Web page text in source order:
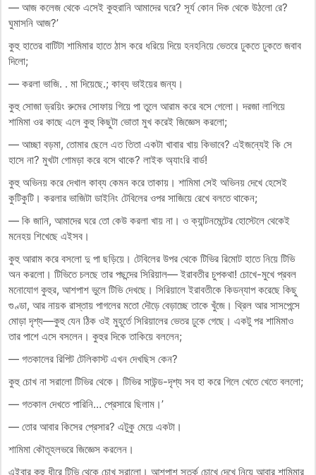
— আজ কলেজ থেকে এসেই কুহুরানি আমাদের ঘরে? সূর্য কোন দিক থেকে উঠলো রে?
ঘুমাসনি আজ?’
কুহু হাতের বাটিটা শামিমার হাতে ঠাস করে ধরিয়ে দিয়ে হনহনিয়ে ভেতরে ঢুকতে ঢুকতে জবাব
দিলো;
— করলা ভাজি. . মা দিয়েছে.; কাব্য ভাইয়ের জন্য।
কুহু সোজা ড্রয়িং রুমের সোফায় গিয়ে পা তুলে আরাম করে বসে গেলো। দরজা লাগিয়ে
শামিমা ওর কাছে এলে কুহু কিছুটা ভোতা মুখ করেই জিজ্ঞেস করলো;
— আচ্ছা বড়মা, তোমার ছেলে এত তিতা একটা খাবার খায় কিভাবে? এইজন্যেই কি সে
হাসে না? মুখটা গোমড়া করে বসে থাকে? লাইক অ্যাংরি বার্ড!
কুহু অভিনয় করে দেখাল কাব্য কেমন করে তাকায়। শামিমা সেই অভিনয় দেখে হেসেই
কুটিকুটি। করলার ভাজিটা ডাইনিং টেবিলের ওপর সাজিয়ে রেখে বলতে থাকেন;
— কি জানি, আমাদের ঘরে তো কেউ করলা খায় না। ও ক্যান্টনমেন্টের হোস্টেলে থেকেই
মনেহয় শিখেছে এইসব।
কুহু আরাম করে বসলো দু পা ছড়িয়ে। টেবিলের উপর থেকে টিভির রিমোট হাতে নিয়ে টিভি
অন করলো। টিভিতে চলছে তার পছন্দের সিরিয়াল— ইরাবতীর চুপকথা! চোখে-মুখে প্রবল
মনোযোগ কুহুর, আশপাশ ভুলে টিভি দেখছে। সিরিয়ালে ইরাবতীকে কিডন্যাপ করেছে কিছু
গুণ্ডা, আর নায়ক রাস্তায় পাগলের মতো দৌড়ে বেড়াচ্ছে তাকে খুঁজে। থ্রিল আর সাসপেন্সে
মোড়া দৃশ্য—কুহু যেন ঠিক ওই মুহূর্তে সিরিয়ালের ভেতর ঢুকে গেছে। একটু পর শামিমাও
তার পাশে এসে বসলেন। কুহুর দিকে তাকিয়ে বললেন;
— গতকালের রিপিট টেলিকাস্ট এখন দেখছিস কেন?
কুহু চোখ না সরালো টিভির থেকে। টিভির সাউন্ড-দৃশ্য সব হা করে গিলে খেতে খেতে বললো;
— গতকাল দেখতে পারিনি… প্রেসারে ছিলাম।’
— তোর আবার কিসের প্রেসার? এটুকু মেয়ে একটা।
শামিমা কৌতূহলভরে জিজ্ঞেস করলেন।
এইবার কুহু ধীরে টিভি থেকে চোখ সরালো। আশপাশ সতর্ক চোখে দেখে নিয়ে আবার শামিমার